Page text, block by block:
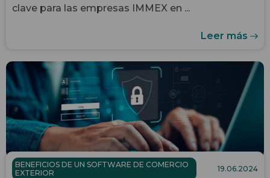
clave para las empresas IMMEX en ...
Leer más
BENEFICIOS DE UN SOFTWARE DE COMERCIO
EXTERIOR
19.06.2024